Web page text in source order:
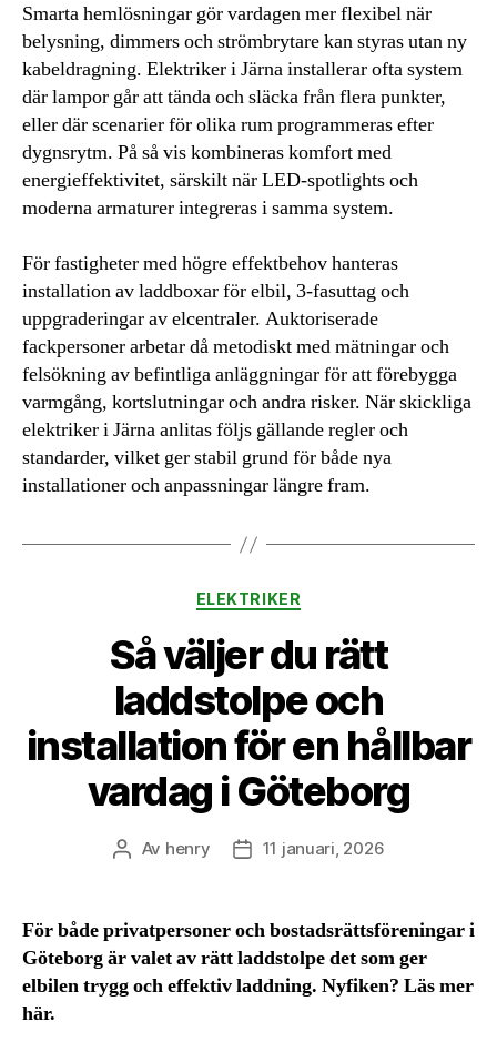
Smarta hemlösningar gör vardagen mer flexibel när
belysning, dimmers och strömbrytare kan styras utan ny
kabeldragning. Elektriker i Järna installerar ofta system
där lampor går att tända och släcka från flera punkter,
eller där scenarier för olika rum programmeras efter
dygnsrytm. På så vis kombineras komfort med
energieffektivitet, särskilt när LED-spotlights och
moderna armaturer integreras i samma system.
För fastigheter med högre effektbehov hanteras
installation av laddboxar för elbil, 3-fasuttag och
uppgraderingar av elcentraler. Auktoriserade
fackpersoner arbetar då metodiskt med mätningar och
felsökning av befintliga anläggningar för att förebygga
varmgång, kortslutningar och andra risker. När skickliga
elektriker i Järna anlitas följs gällande regler och
standarder, vilket ger stabil grund för både nya
installationer och anpassningar längre fram.
Kategorier
ELEKTRIKER
Så väljer du rätt
laddstolpe och
installation för en hållbar
vardag i Göteborg
Inläggsförfattare
Av henry Inläggsdatum
11 januari, 2026
För både privatpersoner och bostadsrättsföreningar i
Göteborg är valet av rätt laddstolpe det som ger
elbilen trygg och effektiv laddning. Nyfiken? Läs mer
här.